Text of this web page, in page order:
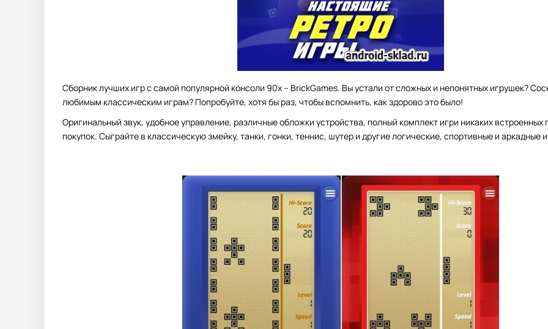
Сборник лучших игр с самой популярной консоли 90х – BrickGames. Вы устали от сложных и непонятных игрушек?
любимым классическим играм? Попробуйте, хотя бы раз, чтобы вспомнить, как здорово это было!
Оригинальный звук, удобное управление, различные обложки устройства, полный комплект игри никаких встроенных
покупок. Сыграйте в классическую змейку, танки, гонки, теннис, шутер и другие логические, спортивные и аркадные